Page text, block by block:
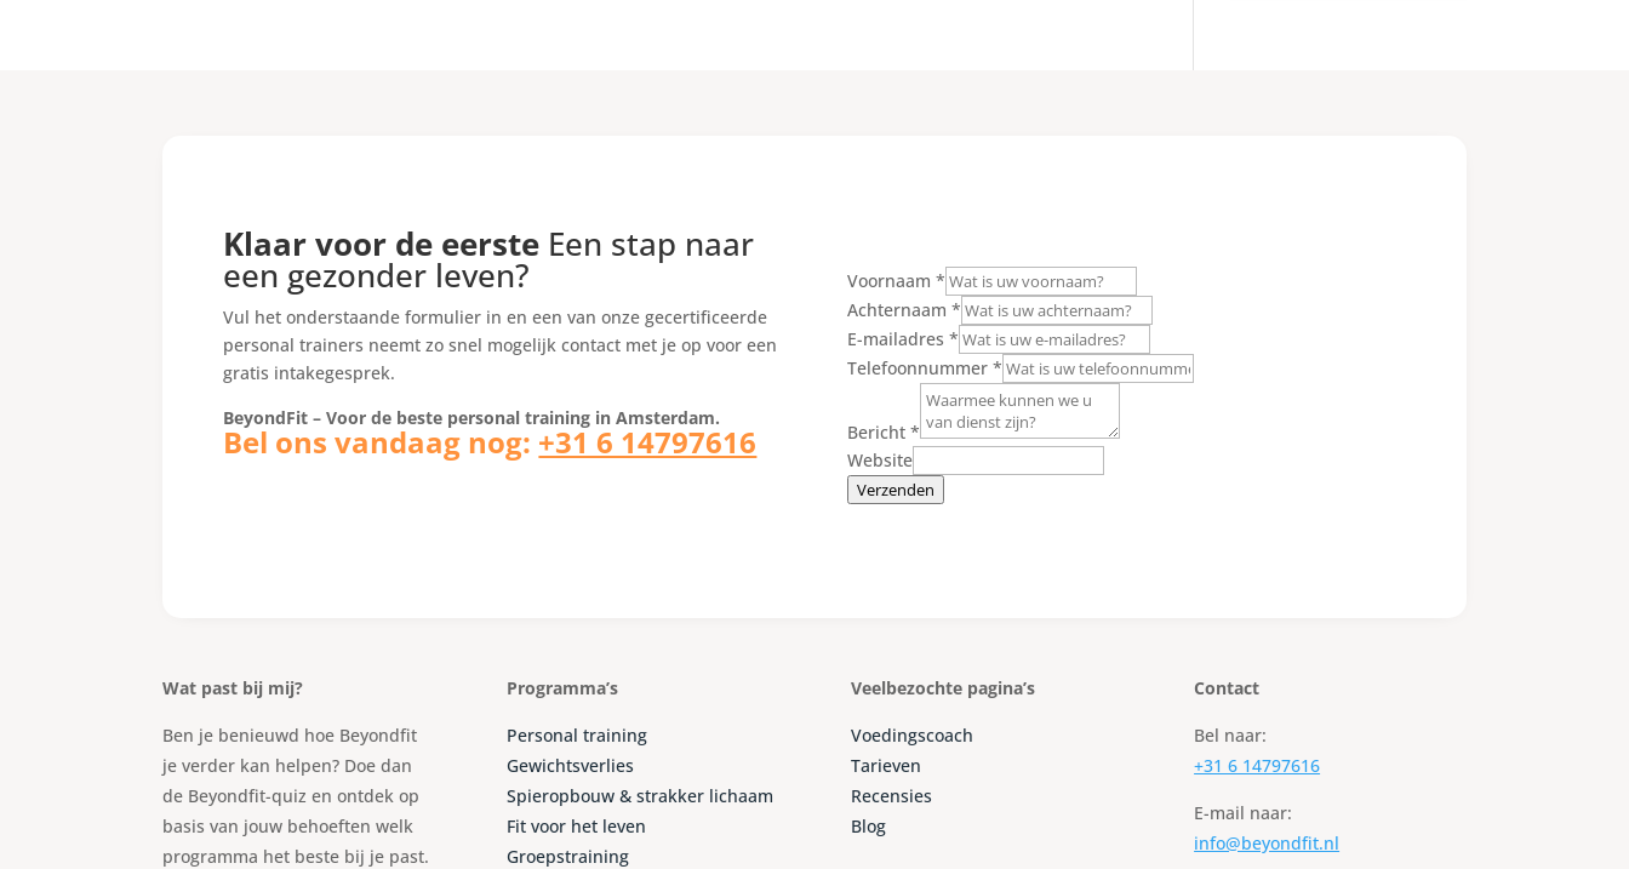
Klaar voor de eerste Een stap naar
een gezonder leven?
Vul het onderstaande formulier in en een van onze gecertificeerde
personal trainers neemt zo snel mogelijk contact met je op voor een
gratis intakegesprek.
BeyondFit – Voor de beste personal training in Amsterdam.
Bel ons vandaag nog: +31 6 14797616
Voornaam *
Achternaam *
E-mailadres *
Telefoonnummer *
Bericht *
Website
Verzenden
Wat past bij mij?
Ben je benieuwd hoe Beyondfit
je verder kan helpen? Doe dan
de Beyondfit-quiz en ontdek op
basis van jouw behoeften welk
programma het beste bij je past.
Programma’s
Personal training
Gewichtsverlies
Spieropbouw & strakker lichaam
Fit voor het leven
Groepstraining
Veelbezochte pagina’s
Voedingscoach
Tarieven
Recensies
Blog
Contact
Bel naar:
+31 6 14797616
E-mail naar:
info@beyondfit.nl